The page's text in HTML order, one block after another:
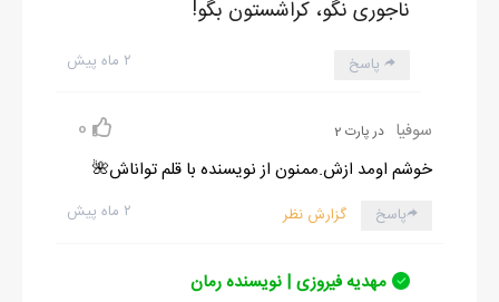
ناجوری نگو، کراشستون بگو!
۲ ماه پیش پاسخ
سوفیا در پارت 2 0
خوشم اومد ازش.ممنون از نویسنده با قلم تواناش🌺
۲ ماه پیش پاسخ گزارش نظر
مهدیه فیروزی | نویسنده رمان